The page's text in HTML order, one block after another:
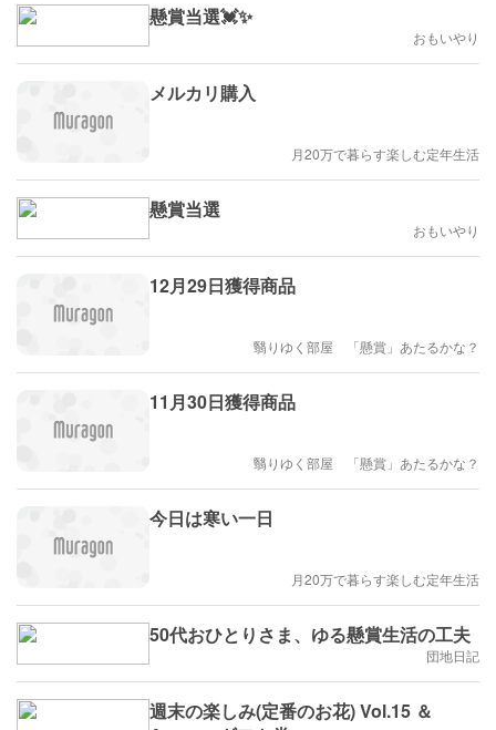
懸賞当選💓✨
おもいやり
メルカリ購入
月20万で暮らす楽しむ定年生活
懸賞当選
おもいやり
12月29日獲得商品
翳りゆく部屋 「懸賞」あたるかな？
11月30日獲得商品
翳りゆく部屋 「懸賞」あたるかな？
今日は寒い一日
月20万で暮らす楽しむ定年生活
50代おひとりさま、ゆる懸賞生活の工夫
団地日記
週末の楽しみ(定番のお花) Vol.15 ＆